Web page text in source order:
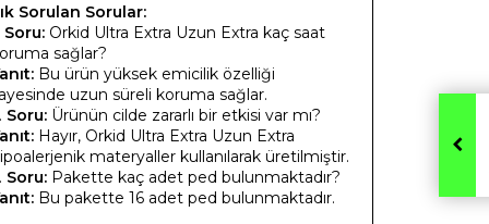
Sorulan Sorular:
Soru: Orkid Ultra Extra Uzun Extra kaç saat
sağlar?
Bu ürün yüksek emicilik özelliği
uzun süreli koruma sağlar.
Soru: Ürünün cilde zararlı bir etkisi var mı?
Hayır, Orkid Ultra Extra Uzun Extra
materyaller kullanılarak üretilmiştir.
Soru: Pakette kaç adet ped bulunmaktadır?
Bu pakette 16 adet ped bulunmaktadır.